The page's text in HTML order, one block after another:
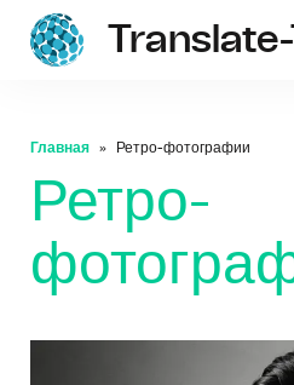
Главная Ретро-фотографии
Ретро-